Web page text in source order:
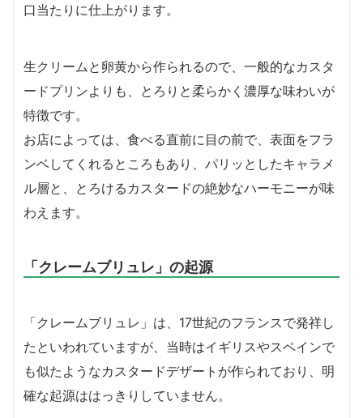
口当たりに仕上がります。
生クリームと卵黄から作られるので、一般的なカスタ
ードプリンよりも、とろりと柔らかく濃厚な味わいが
特徴です。
お店によっては、食べる直前に目の前で、表面をフラ
ンベしてくれるところもあり、パリッとしたキャラメ
ル層と、とろけるカスタードの絶妙なハーモニーが味
わえます。
「クレームブリュレ」の起源
「クレームブリュレ」は、17世紀のフランスで発祥し
たといわれていますが、当時はイギリスやスペインで
も似たようなカスタードデザートが作られており、明
確な起源ははっきりしていません。